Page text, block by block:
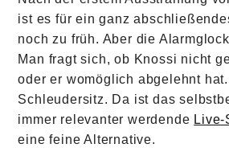
ist es für ein ganz
noch zu früh. Aber die
Man fragt sich, ob Knossi nicht
oder er womöglich abgelehnt
Schleudersitz. Da ist das
immer relevanter werdende Live-
eine feine Alternative.